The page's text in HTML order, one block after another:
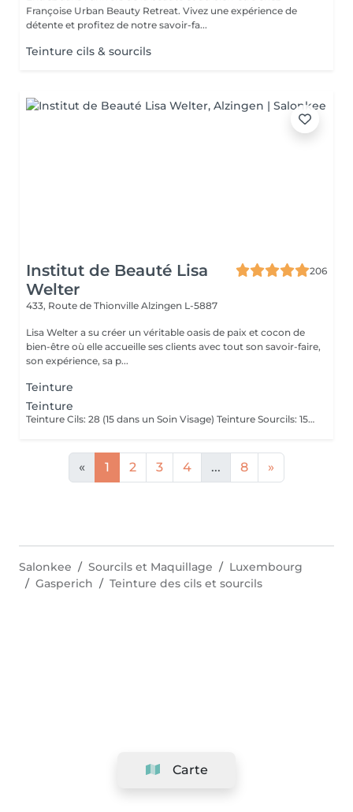
Françoise Urban Beauty Retreat. Vivez une expérience de
détente et profitez de notre savoir-fa...
Teinture cils & sourcils
Institut de Beauté Lisa
Welter
206
433, Route de Thionville Alzingen L-5887
Lisa Welter a su créer un véritable oasis de paix et cocon de
bien-être où elle accueille ses clients avec tout son savoir-faire,
son expérience, sa p...
Teinture
Teinture
Teinture Cils: 28 (15 dans un Soin Visage) Teinture Sourcils: 15 (10 dans un Soin Visage)
« 1 2 3 4 ... 8 »
Carte
Salonkee Sourcils et Maquillage
Luxembourg
Gasperich
Teinture des cils et sourcils